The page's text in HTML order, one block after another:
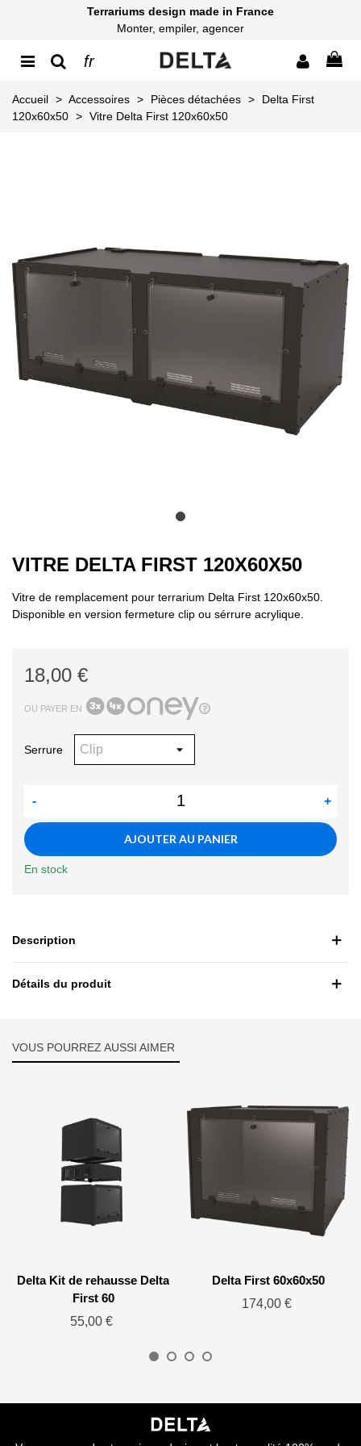
Terrariums design made in France
Monter, empiler, agencer
fr
Accueil > Accessoires > Pièces détachées >
Delta First
120x60x50 > Vitre Delta First 120x60x50
VITRE DELTA FIRST 120X60X50
Vitre de remplacement pour terrarium Delta First 120x60x50.
Disponible en version fermeture clip ou sérrure acrylique.
18,00 €
OU PAYER EN
Serrure
- +
AJOUTER AU PANIER
En stock
Description
Détails du produit
VOUS POURREZ AUSSI AIMER
Delta Kit de rehausse Delta
First 60
55,00 €
Delta First 60x60x50
174,00 €